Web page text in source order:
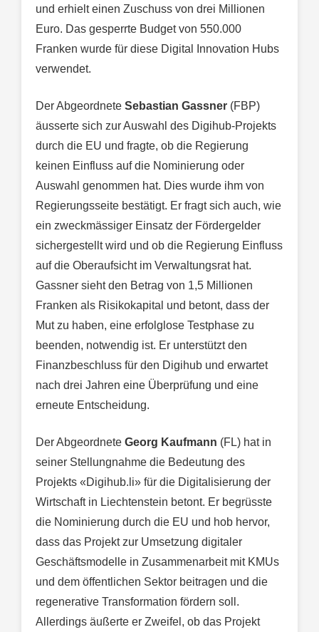
und erhielt einen Zuschuss von drei Millionen
Euro. Das gesperrte Budget von 550.000
Franken wurde für diese Digital Innovation Hubs
verwendet.
Der Abgeordnete Sebastian Gassner (FBP)
äusserte sich zur Auswahl des Digihub-Projekts
durch die EU und fragte, ob die Regierung
keinen Einfluss auf die Nominierung oder
Auswahl genommen hat. Dies wurde ihm von
Regierungsseite bestätigt. Er fragt sich auch, wie
ein zweckmässiger Einsatz der Fördergelder
sichergestellt wird und ob die Regierung Einfluss
auf die Oberaufsicht im Verwaltungsrat hat.
Gassner sieht den Betrag von 1,5 Millionen
Franken als Risikokapital und betont, dass der
Mut zu haben, eine erfolglose Testphase zu
beenden, notwendig ist. Er unterstützt den
Finanzbeschluss für den Digihub und erwartet
nach drei Jahren eine Überprüfung und eine
erneute Entscheidung.
Der Abgeordnete Georg Kaufmann (FL) hat in
seiner Stellungnahme die Bedeutung des
Projekts «Digihub.li» für die Digitalisierung der
Wirtschaft in Liechtenstein betont. Er begrüsste
die Nominierung durch die EU und hob hervor,
dass das Projekt zur Umsetzung digitaler
Geschäftsmodelle in Zusammenarbeit mit KMUs
und dem öffentlichen Sektor beitragen und die
regenerative Transformation fördern soll.
Allerdings äußerte er Zweifel, ob das Projekt